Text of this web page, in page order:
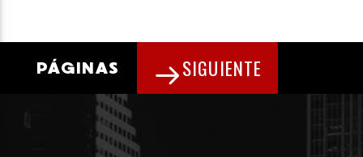
PÁGINAS SIGUIENTE